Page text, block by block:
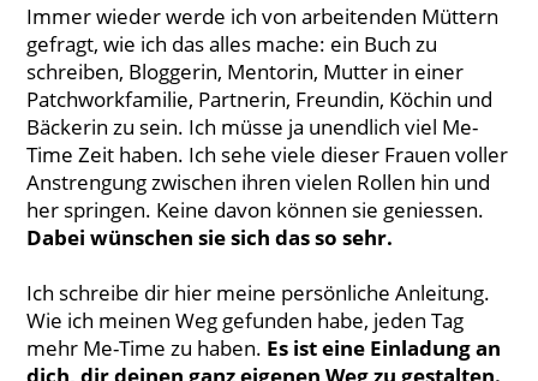
Immer wieder werde ich von arbeitenden Müttern
gefragt, wie ich das alles mache: ein Buch zu
schreiben, Bloggerin, Mentorin, Mutter in einer
Patchworkfamilie, Partnerin, Freundin, Köchin und
Bäckerin zu sein. Ich müsse ja unendlich viel Me-
Time Zeit haben. Ich sehe viele dieser Frauen voller
Anstrengung zwischen ihren vielen Rollen hin und
her springen. Keine davon können sie geniessen.
Dabei wünschen sie sich das so sehr.
Ich schreibe dir hier meine persönliche Anleitung.
Wie ich meinen Weg gefunden habe, jeden Tag
mehr Me-Time zu haben. Es ist eine Einladung an
dich, dir deinen ganz eigenen Weg zu gestalten.